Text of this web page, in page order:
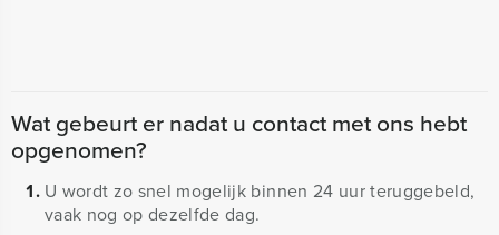
Wat gebeurt er nadat u contact met ons hebt
opgenomen?
U wordt zo snel mogelijk binnen 24 uur teruggebeld,
vaak nog op dezelfde dag.